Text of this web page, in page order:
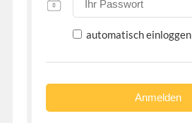
automatisch einloggen